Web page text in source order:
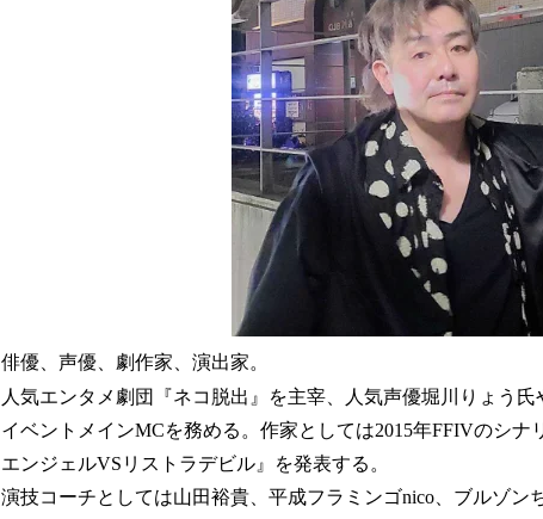
俳優、声優、劇作家、演出家。
人気エンタメ劇団『ネコ脱出』を主宰、人気声優堀川りょう
イベントメインMCを務める。作家としては2015年FFIVのシナ
エンジェルVSリストラデビル』を発表する。
演技コーチとしては山田裕貴、平成フラミンゴnico、ブルゾン